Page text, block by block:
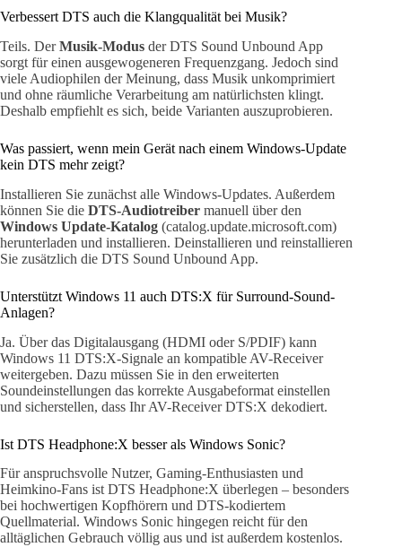
Verbessert DTS auch die Klangqualität bei Musik?
Teils. DerMusik-Modus der DTS Sound Unbound App
sorgt für einen ausgewogeneren Frequenzgang. Jedoch sind
viele Audiophilen der Meinung, dass Musik unkomprimiert
und ohne räumliche Verarbeitung am natürlichsten klingt.
Deshalb empfiehlt es sich, beide Varianten auszuprobieren.
Was passiert, wenn mein Gerät nach einem Windows-Update
kein DTS mehr zeigt?
Installieren Sie zunächst alle Windows-Updates. Außerdem
können Sie die DTS-Audiotreiber manuell über den
Windows Update-Katalog (catalog.update.microsoft.com)
herunterladen und installieren. Deinstallieren und reinstallieren
Sie zusätzlich die DTS Sound Unbound App.
Unterstützt Windows 11 auch DTS:X für Surround-Sound-
Anlagen?
Ja. Über das Digitalausgang (HDMI oder S/PDIF) kann
Windows 11 DTS:X-Signale an kompatible AV-Receiver
weitergeben. Dazu müssen Sie in den erweiterten
Soundeinstellungen das korrekte Ausgabeformat einstellen
und sicherstellen, dass Ihr AV-Receiver DTS:X dekodiert.
Ist DTS Headphone:X besser als Windows Sonic?
Für anspruchsvolle Nutzer, Gaming-Enthusiasten und
Heimkino-Fans ist DTS Headphone:X überlegen – besonders
bei hochwertigen Kopfhörern und DTS-kodiertem
Quellmaterial. Windows Sonic hingegen reicht für den
alltäglichen Gebrauch völlig aus und ist außerdem kostenlos.